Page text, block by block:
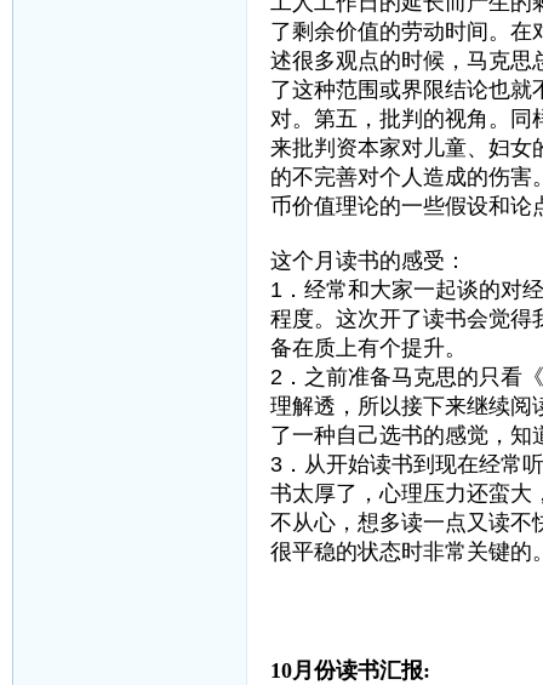
了剩余价值的劳动时间。在
述很多观点的时候，马克思
了这种范围或界限结论也就
对。第五，批判的视角。同
来批判资本家对儿童、妇女
的不完善对个人造成的伤害
币价值理论的一些假设和论
这个月读书的感受：
1．经常和大家一起谈的对
程度。这次开了读书会觉得
备在质上有个提升。
2．之前准备马克思的只看
理解透，所以接下来继续阅
了一种自己选书的感觉，知
3．从开始读书到现在经常
书太厚了，心理压力还蛮大
不从心，想多读一点又读不
很平稳的状态时非常关键的
10月份读书汇报: